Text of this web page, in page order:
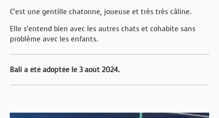
C’est une gentille chatonne, joueuse et très très câline.
Elle s’entend bien avec les autres chats et cohabite sans
problème avec les enfants.
Bali a été adoptée le 3 août 2024.